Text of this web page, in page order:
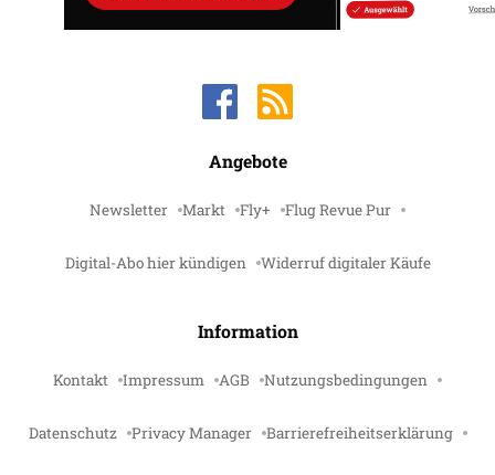
Angebote
Newsletter Markt Fly+ Flug Revue Pur
Digital-Abo hier kündigen Widerruf digitaler Käufe
Information
Kontakt Impressum AGB Nutzungsbedingungen
Datenschutz Privacy Manager Barrierefreiheitserklärung